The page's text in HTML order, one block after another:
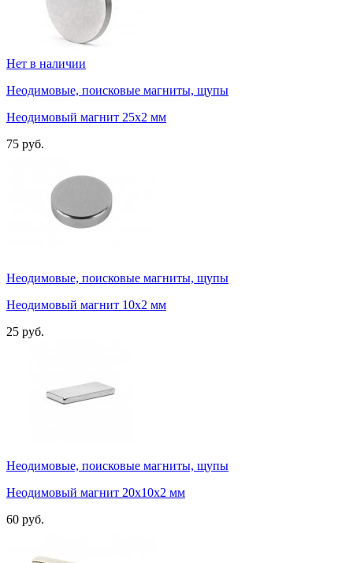
Нет в наличии
Неодимовые, поисковые магниты, щупы
Неодимовый магнит 25х2 мм
75 руб.
Неодимовые, поисковые магниты, щупы
Неодимовый магнит 10х2 мм
25 руб.
Неодимовые, поисковые магниты, щупы
Неодимовый магнит 20х10х2 мм
60 руб.